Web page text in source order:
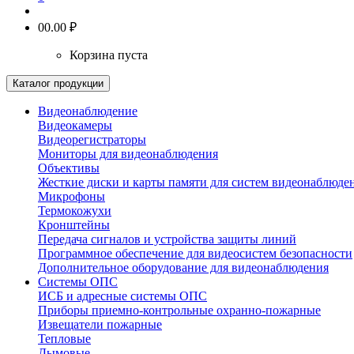
00.00 ₽
Корзина пуста
Каталог продукции
Видеонаблюдение
Видеокамеры
Видеорегистраторы
Мониторы для видеонаблюдения
Объективы
Жесткие диски и карты памяти для систем
Микрофоны
Термокожухи
Кронштейны
Передача сигналов и устройства защиты линий
Программное обеспечение для видеосистем безопасности
Дополнительное оборудование для видеонаблюдения
Системы ОПС
ИСБ и адресные системы ОПС
Приборы приемно-контрольные охранно-пожарные
Извещатели пожарные
Тепловые